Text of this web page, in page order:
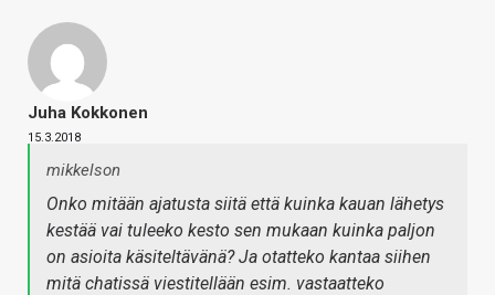
Juha Kokkonen
15.3.2018
mikkelson
Onko mitään ajatusta siitä että kuinka kauan lähetys
kestää vai tuleeko kesto sen mukaan kuinka paljon
on asioita käsiteltävänä? Ja otatteko kantaa siihen
mitä chatissä viestitellään esim. vastaatteko